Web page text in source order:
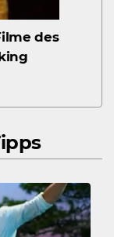
des